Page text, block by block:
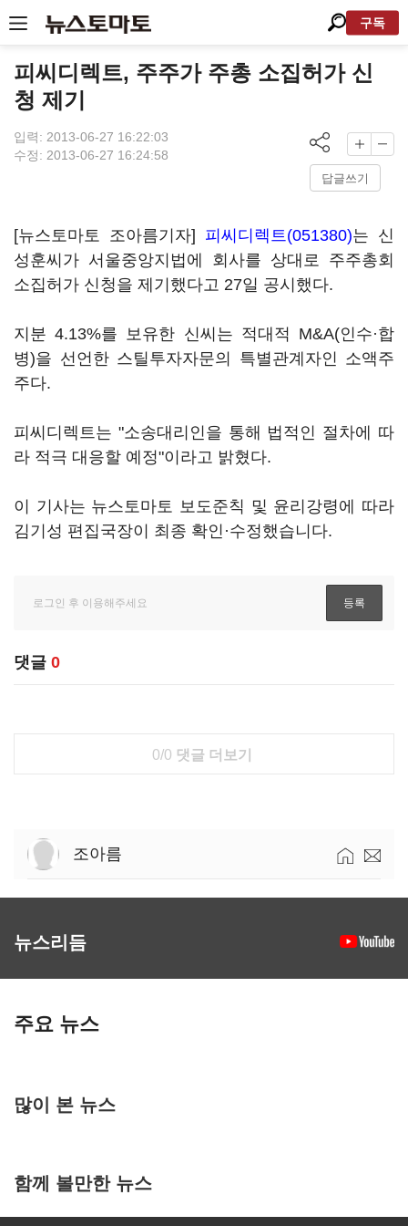
구독
피씨디렉트, 주주가 주총 소집허가 신
청 제기
입력: 2013-06-27 16:22:03
수정: 2013-06-27 16:24:58
답글쓰기
[뉴스토마토 조아름기자] 피씨디렉트(051380)는 신
성훈씨가 서울중앙지법에 회사를 상대로 주주총회
소집허가 신청을 제기했다고 27일 공시했다.
지분 4.13%를 보유한 신씨는 적대적 M&A(인수·합
병)을 선언한 스틸투자자문의 특별관계자인 소액주
주다.
피씨디렉트는 "소송대리인을 통해 법적인 절차에 따
라 적극 대응할 예정"이라고 밝혔다.
이 기사는 뉴스토마토 보도준칙 및 윤리강령에 따라
김기성 편집국장이 최종 확인·수정했습니다.
댓글 0
0/0 댓글 더보기
조아름
뉴스리듬
주요 뉴스
많이 본 뉴스
함께 볼만한 뉴스